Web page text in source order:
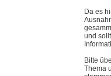
Da es
und
Bitte
Thema